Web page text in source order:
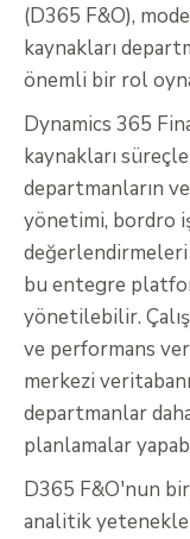
(D365 F&O),
kaynakları
önemli bir rol
Dynamics 365
kaynakları
departmanların
yönetimi, bordro
bu entegre
yönetilebilir.
ve performans
merkezi
departmanlar
planlamalar
D365 F&O'nun
analitik